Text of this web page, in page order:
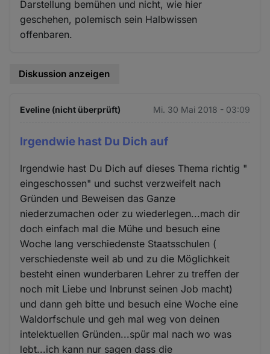
Darstellung bemühen und nicht, wie hier
geschehen, polemisch sein Halbwissen
offenbaren.
Diskussion anzeigen
Eveline (nicht überprüft) Mi. 30 Mai 2018 - 03:09
Irgendwie hast Du Dich auf
Irgendwie hast Du Dich auf dieses Thema richtig "
eingeschossen" und suchst verzweifelt nach
Gründen und Beweisen das Ganze
niederzumachen oder zu wiederlegen...mach dir
doch einfach mal die Mühe und besuch eine
Woche lang verschiedenste Staatsschulen (
verschiedenste weil ab und zu die Möglichkeit
besteht einen wunderbaren Lehrer zu treffen der
noch mit Liebe und Inbrunst seinen Job macht)
und dann geh bitte und besuch eine Woche eine
Waldorfschule und geh mal weg von deinen
intelektuellen Gründen...spür mal nach wo was
lebt...ich kann nur sagen dass die